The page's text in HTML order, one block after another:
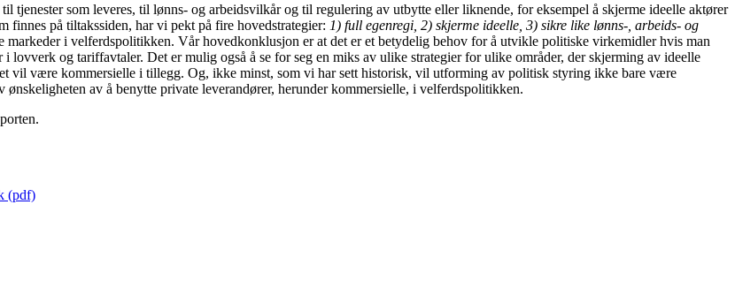
som leveres, til lønns- og arbeidsvilkår og til regulering av utbytte eller liknende, for eksempel å skjerme ideelle aktører
finnes på tiltakssiden, har vi pekt på fire hovedstrategier: 1) full egenregi, 2) skjerme ideelle, 3) sikre like lønns-, arbeids- og
i velferdspolitikken. Vår hovedkonklusjon er at det er et betydelig behov for å utvikle politiske virkemidler hvis man
lovverk og tariffavtaler. Det er mulig også å se for seg en miks av ulike strategier for ulike områder, der skjerming av ideelle
vil være kommersielle i tillegg. Og, ikke minst, som vi har sett historisk, vil utforming av politisk styring ikke bare være
av å benytte private leverandører, herunder kommersielle, i velferdspolitikken.
(pdf)